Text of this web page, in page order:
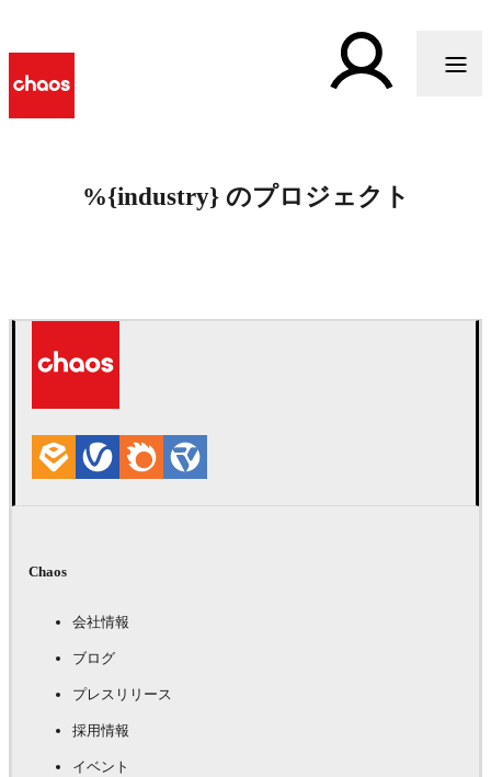
%{industry} のプロジェクト
Chaos
会社情報
ブログ
プレスリリース
採用情報
イベント